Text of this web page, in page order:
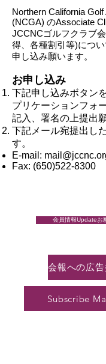
Northern California
(NCGA) のAssociate
JCCNCゴルフクラブ
得、各種割引等)につ
申し込み願います。
お申し込み
下記申し込みボタン
プリケーションフォ
記入、署名の上提出
下記メール宛提出し
す。
E-mail:
Fax: (650)522-8300
会員情報Updateお
Subscribe